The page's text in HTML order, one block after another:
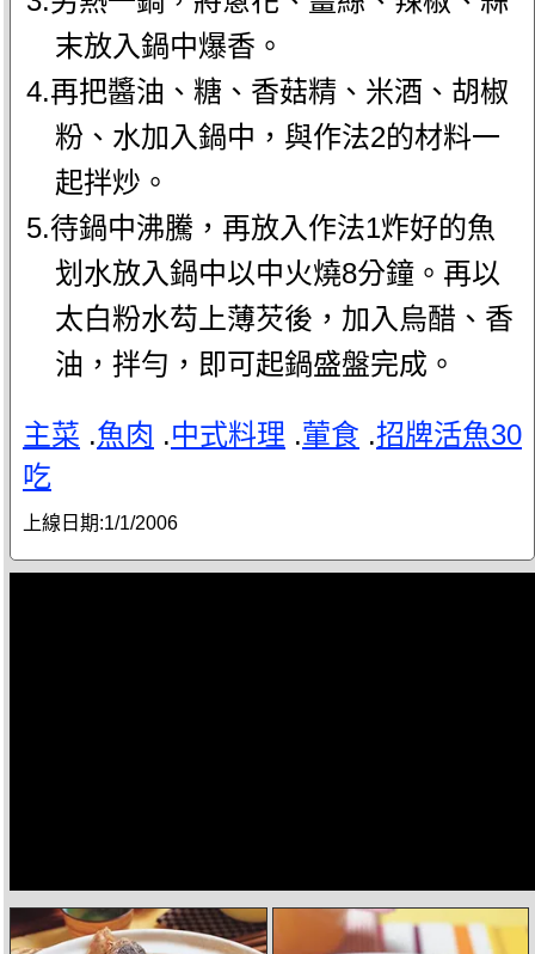
末放入鍋中爆香。
4.再把醬油、糖、香菇精、米酒、胡椒
粉、水加入鍋中，與作法2的材料一
起拌炒。
5.待鍋中沸騰，再放入作法1炸好的魚
划水放入鍋中以中火燒8分鐘。再以
太白粉水芶上薄芡後，加入烏醋、香
油，拌勻，即可起鍋盛盤完成。
主菜 .魚肉 .中式料理 .葷食 .招牌活魚30
吃
上線日期:1/1/2006